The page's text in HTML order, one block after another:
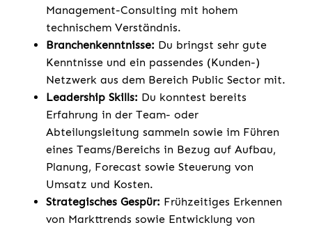
Management-Consulting mit hohem
technischem Verständnis.
Branchenkenntnisse: Du bringst sehr gute
Kenntnisse und ein passendes (Kunden-)
Netzwerk aus dem Bereich Public Sector mit.
Leadership Skills: Du konntest bereits
Erfahrung in der Team- oder
Abteilungsleitung sammeln sowie im Führen
eines Teams/Bereichs in Bezug auf Aufbau,
Planung, Forecast sowie Steuerung von
Umsatz und Kosten.
Strategisches Gespür: Frühzeitiges Erkennen
von Markttrends sowie Entwicklung von